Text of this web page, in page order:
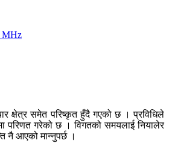
क्षेत्र समेत परिष्कृत हुँदै गएको छ । प्रविधिले
परिणत गरेको छ । विगतको समयलाई नियालेर
नै आएको मान्नुपर्छ ।